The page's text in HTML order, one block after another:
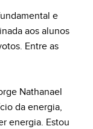
e
aos alunos
Entre as
Nathanael
da energia,
energia. Estou